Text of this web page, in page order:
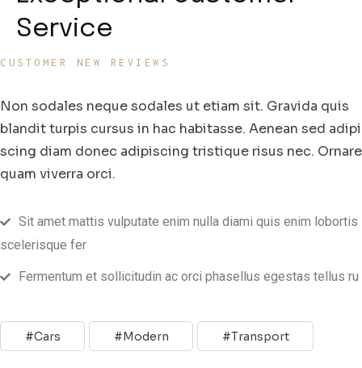
Service
CUSTOMER NEW REVIEWS
Non sodales neque sodales ut etiam sit. Gravida quis
blandit turpis cursus in hac habitasse. Aenean sed adipi
scing diam donec adipiscing tristique risus nec. Ornare
quam viverra orci.
Sit amet mattis vulputate enim nulla diami quis enim lobortis
scelerisque fer
Fermentum et sollicitudin ac orci phasellus egestas tellus ru
Cars Modern Transport